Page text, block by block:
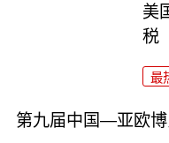
美
税
最
第九届中国—亚欧